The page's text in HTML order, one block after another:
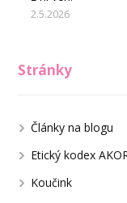
2.5.2026
Stránky
Články na blogu
Etický kodex
Koučink